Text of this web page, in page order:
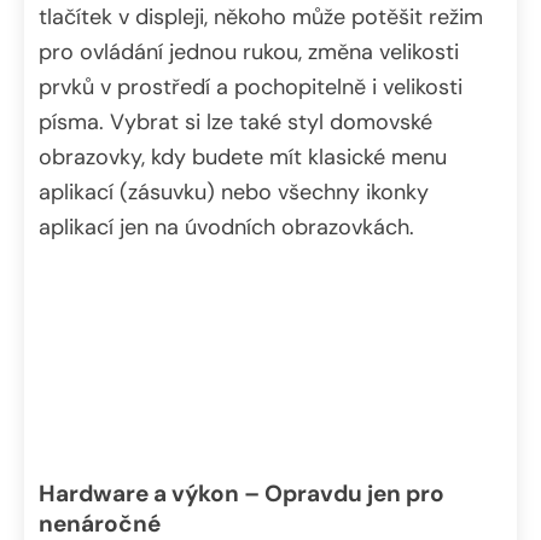
tlačítek v displeji, někoho může potěšit režim
pro ovládání jednou rukou, změna velikosti
prvků v prostředí a pochopitelně i velikosti
písma. Vybrat si lze také styl domovské
obrazovky, kdy budete mít klasické menu
aplikací (zásuvku) nebo všechny ikonky
aplikací jen na úvodních obrazovkách.
Hardware a výkon – Opravdu jen pro
nenáročné